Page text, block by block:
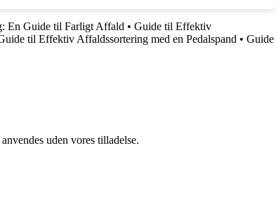
En Guide til Farligt Affald • Guide til Effektiv
til Effektiv Affaldssortering med en Pedalspand • Guide
uden vores tilladelse.